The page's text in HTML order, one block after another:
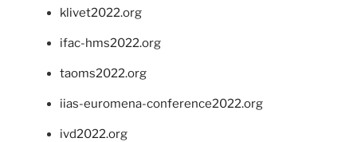
klivet2022.org
ifac-hms2022.org
taoms2022.org
iias-euromena-conference2022.org
ivd2022.org